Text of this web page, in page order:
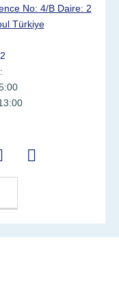
No: 4/B Daire: 2
Türkiye